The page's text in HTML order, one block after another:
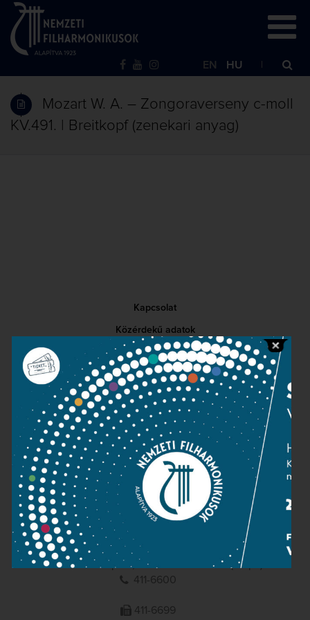
EN HU
Mozart W. A. – Zongoraverseny c-moll
KV.491. | Breitkopf (zenekari anyag)
Kapcsolat
Közérdekű adatok
Sajtószoba
Adatvédelem
Impresszum
NEMZETI
FILHARMONIKUSOK
1095 Budapest, Komor Marcell u. 1. (Müpa)
411-6600
411-6699